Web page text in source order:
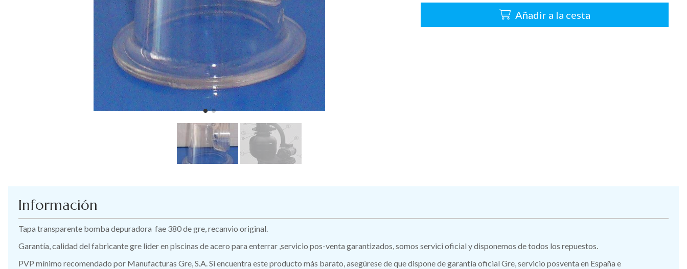
Añadir a la cesta
Información
Tapa transparente bomba depuradora fae 380 de gre, recanvio original.
Garantía, calidad del fabricante gre lider en piscinas de acero para enterrar ,servicio pos-venta garantizados, somos servici oficial y disponemos de todos los repuestos.
PVP mínimo recomendado por Manufacturas Gre, S.A. Si encuentra este producto más barato, asegúrese de que dispone de garantía oficial Gre, servicio posventa en España e